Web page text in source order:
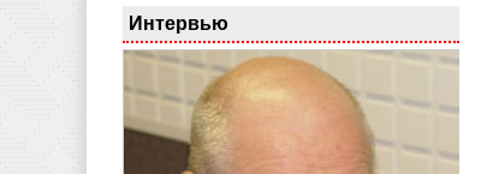
Интервью